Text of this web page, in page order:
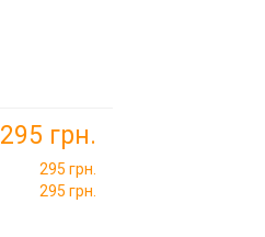
295 грн.
295 грн.
295 грн.